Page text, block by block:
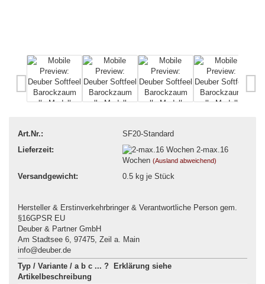
Art.Nr.:
SF20-Standard
Lieferzeit:
2-max.16
Wochen (Ausland abweichend)
Versandgewicht: 0.5kg je Stück
Hersteller & Erstinverkehrbringer & Verantwortliche Person gem.
§16GPSR EU
Deuber & Partner GmbH
Am Stadtsee 6, 97475, Zeil a. Main
info@deuber.de
Typ / Variante / a b c ... ? Erklärung siehe
Artikelbeschreibung